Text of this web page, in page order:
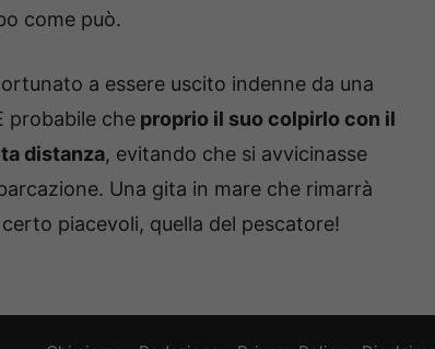
come può.
a essere uscito indenne da una
probabile che proprio il suo colpirlo con il
distanza, evitando che si avvicinasse
Una gita in mare che rimarrà
piacevoli, quella del pescatore!